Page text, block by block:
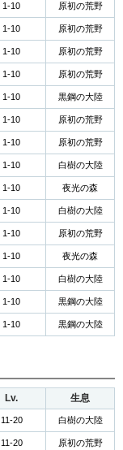
1-10 原初の荒野
1-10 原初の荒野
1-10 原初の荒野
1-10 原初の荒野
1-10 黒鋼の大陸
1-10 原初の荒野
1-10 原初の荒野
1-10 白樹の大陸
1-10 夜光の森
1-10 白樹の大陸
1-10 原初の荒野
1-10 夜光の森
1-10 白樹の大陸
1-10 黒鋼の大陸
1-10 黒鋼の大陸
Lv. 生息
11-20 白樹の大陸
11-20 原初の荒野